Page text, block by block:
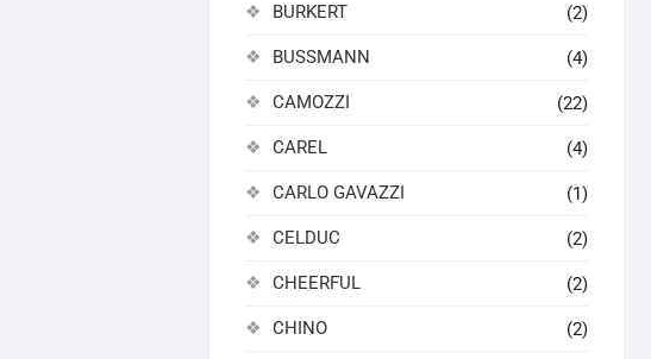
BURKERT (2)
BUSSMANN (4)
CAMOZZI (22)
CAREL (4)
CARLO GAVAZZI (1)
CELDUC (2)
CHEERFUL (2)
CHINO (2)